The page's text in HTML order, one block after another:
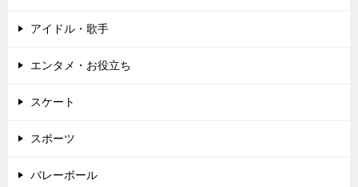
アイドル・歌手
エンタメ・お役立ち
スケート
スポーツ
バレーボール